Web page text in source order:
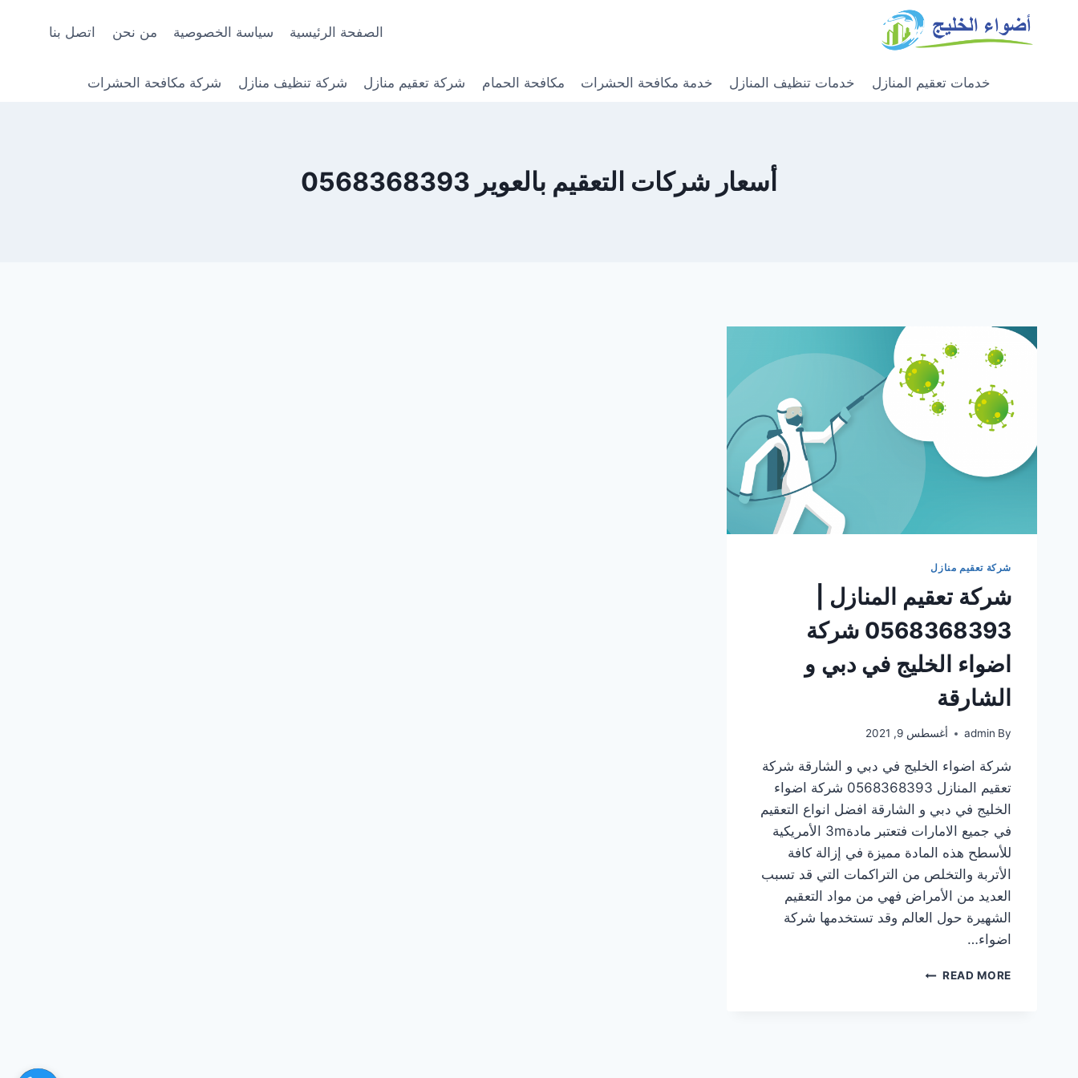
الصفحة الرئيسية سياسة الخصوصية من نحن اتصل بنا
خدمات تعقيم المنازل خدمات تنظيف المنازل خدمة مكافحة الحشرات مكافحة الحمام شركة تعقيم منازل شركة تنظيف منازل شركة مكافحة الحشرات
أسعار شركات التعقيم بالعوير 0568368393
شركة تعقيم منازل
شركة تعقيم المنازل |
0568368393 شركة
اضواء الخليج في دبي و
الشارقة
By
admin أغسطس 9, 2021
شركة اضواء الخليج في دبي و الشارقة شركة
تعقيم المنازل 0568368393 شركة اضواء
الخليج في دبي و الشارقة افضل انواع التعقيم
في جميع الامارات فتعتبر مادة3m الأمريكية
للأسطح هذه المادة مميزة في إزالة كافة
الأتربة والتخلص من التراكمات التي قد تسبب
العديد من الأمراض فهي من مواد التعقيم
الشهيرة حول العالم وقد تستخدمها شركة
اضواء…
READ MORE